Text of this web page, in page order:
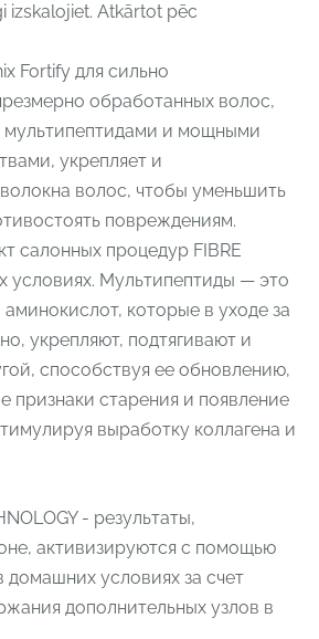
izskalojiet. Atkārtot pēc
Fortify для сильно
обработанных волос,
и мощными
укрепляет и
волос, чтобы уменьшить
повреждениям.
салонных процедур FIBRE
условиях. Мультипептиды — это
которые в уходе за
укрепляют, подтягивают и
способствуя ее обновлению,
признаки старения и появление
выработку коллагена и
- результаты,
активизируются с помощью
домашних условиях за счет
дополнительных узлов в